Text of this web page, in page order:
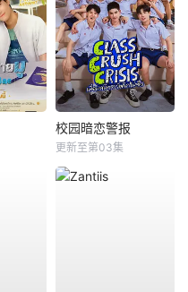
校园暗恋警报
更新至第03集